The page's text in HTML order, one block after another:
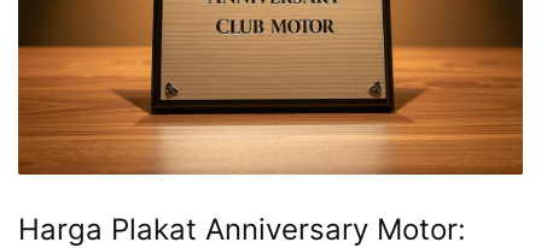
Harga Plakat Anniversary Motor: